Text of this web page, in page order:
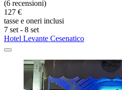
(6 recensioni)
127 €
tasse e oneri inclusi
7 set - 8 set
Hotel Levante Cesenatico